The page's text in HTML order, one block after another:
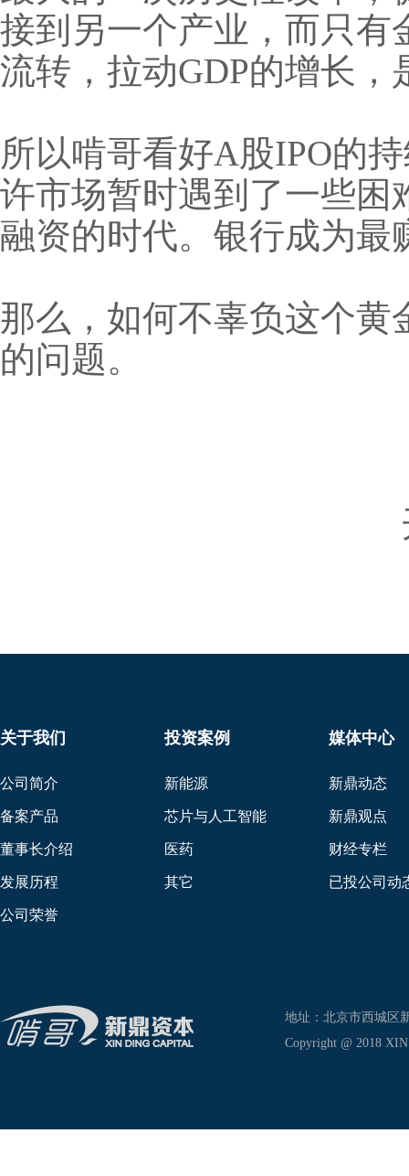
接到另一个产业，而只有
流转，拉动GDP的增长
所以啃哥看好A股IPO的
许市场暂时遇到了一些困
融资的时代。银行成为最
那么，如何不辜负这个
的问题。
关于我们
公司简介
备案产品
董事长介绍
发展历程
公司荣誉
投资案例
新能源
芯片与人工智能
医药
其它
媒体中心
新鼎动态
新鼎观点
财经专栏
已投公司动
地址：北京市西城区
Copyright @ 2018